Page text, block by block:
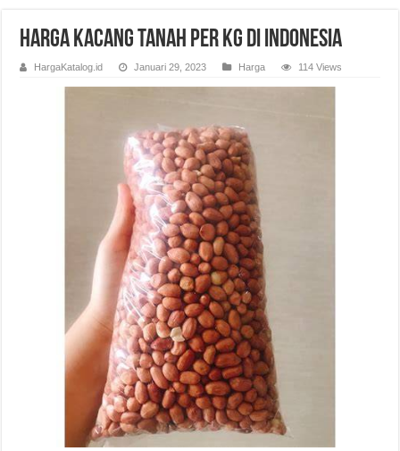
Harga Kacang Tanah Per Kg di Indonesia
HargaKatalog.id Januari 29, 2023 Harga 114 Views